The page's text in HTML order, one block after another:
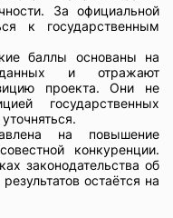
За официальной
к государственным
баллы основаны на
данных и отражают
проекта. Они не
государственных
на повышение
конкуренции.
законодательства об
остаётся на